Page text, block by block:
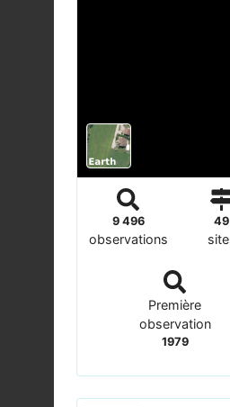
9 496
observations
49
Première
observation
1979